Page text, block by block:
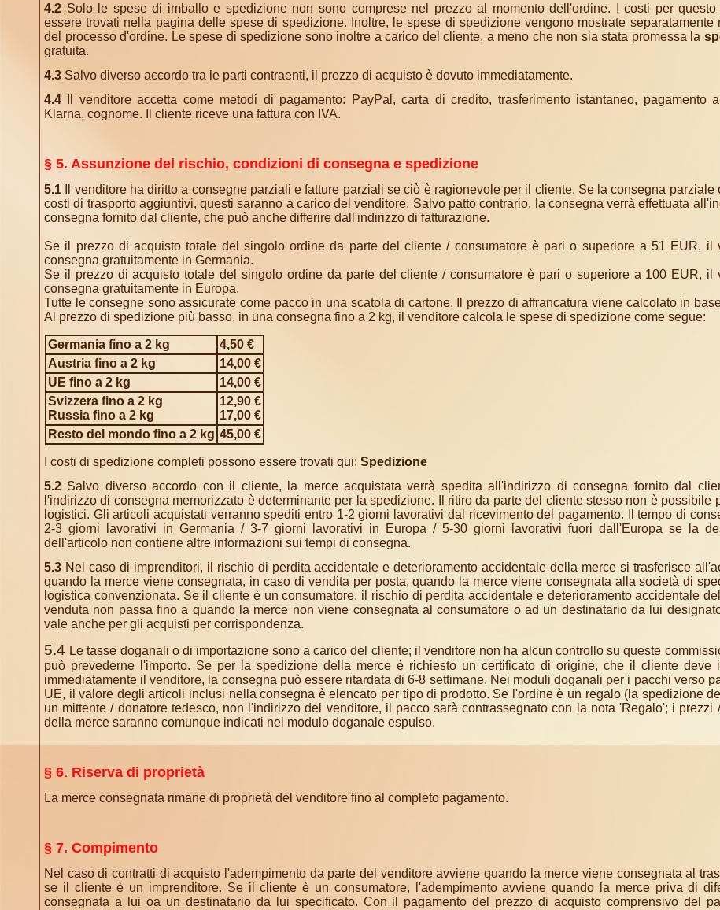
4.2 Solo le spese di imballo e spedizione non sono comprese nel prezzo al momento dell'ordine. I costi per questo
essere trovati nella pagina delle spese di spedizione. Inoltre, le spese di spedizione vengono mostrate separatamente
del processo d'ordine. Le spese di spedizione sono inoltre a carico del cliente, a meno che non sia stata promessa la
gratuita.
4.3 Salvo diverso accordo tra le parti contraenti, il prezzo di acquisto è dovuto immediatamente.
4.4 Il venditore accetta come metodi di pagamento: PayPal, carta di credito, trasferimento istantaneo, pagamento
Klarna, cognome. Il cliente riceve una fattura con IVA.
§ 5. Assunzione del rischio, condizioni di consegna e spedizione
5.1
Il venditore ha diritto a consegne parziali e fatture parziali se ciò è ragionevole per il cliente. Se la consegna parziale
costi di trasporto aggiuntivi, questi saranno a carico del venditore. Salvo patto contrario, la consegna verrà effettuata
consegna fornito dal cliente, che può anche differire dall'indirizzo di fatturazione.
Se il prezzo di acquisto totale del singolo ordine da parte del cliente / consumatore è pari o superiore a 51 EUR, il
consegna gratuitamente in Germania.
Se il prezzo di acquisto totale del singolo ordine da parte del cliente / consumatore è pari o superiore a 100 EUR, il
consegna gratuitamente in Europa.
Tutte le consegne sono assicurate come pacco in una scatola di cartone. Il prezzo di affrancatura viene calcolato in
Al prezzo di spedizione più basso, in una consegna fino a 2 kg, il venditore calcola le spese di spedizione come segue:
Germania fino a 2 kg
4,50 €
Austria fino a 2 kg
14,00 €
UE fino a 2 kg
14,00 €
Svizzera fino a 2 kg
Russia fino a 2 kg
12,90 €
17,00 €
Resto del mondo fino a 2 kg 45,00 €
I costi di spedizione completi possono essere trovati qui: Spedizione
5.2 Salvo diverso accordo con il cliente, la merce acquistata verrà spedita all'indirizzo di consegna fornito dal
l'indirizzo di consegna memorizzato è determinante per la spedizione. Il ritiro da parte del cliente stesso non è possibile
logistici. Gli articoli acquistati verranno spediti entro 1-2 giorni lavorativi dal ricevimento del pagamento. Il tempo di
2-3 giorni lavorativi in ​​Germania / 3-7 giorni lavorativi in ​​Europa / 5-30 giorni lavorativi fuori dall'Europa se la
dell'articolo non contiene altre informazioni sui tempi di consegna.
5.3 Nel caso di imprenditori, il rischio di perdita accidentale e deterioramento accidentale della merce si trasferisce
quando la merce viene consegnata, in caso di vendita per posta, quando la merce viene consegnata alla società di
logistica convenzionata. Se il cliente è un consumatore, il rischio di perdita accidentale e deterioramento accidentale
venduta non passa fino a quando la merce non viene consegnata al consumatore o ad un destinatario da lui
vale anche per gli acquisti per corrispondenza.
5.4 Le tasse doganali o di importazione sono a carico del cliente; il venditore non ha alcun controllo su queste
può prevederne l'importo. Se per la spedizione della merce è richiesto un certificato di origine, che il cliente deve
immediatamente il venditore, la consegna può essere ritardata di 6-8 settimane. Nei moduli doganali per i pacchi verso
UE, il valore degli articoli inclusi nella consegna è elencato per tipo di prodotto. Se l'ordine è un regalo (la spedizione
un mittente / donatore tedesco, non l'indirizzo del venditore, il pacco sarà contrassegnato con la nota 'Regalo'; i prezzi
della merce saranno comunque indicati nel modulo doganale espulso.
§ 6. Riserva di proprietà
La merce consegnata rimane di proprietà del venditore fino al completo pagamento.
§ 7. Compimento
Nel caso di contratti di acquisto l'adempimento da parte del venditore avviene quando la merce viene consegnata al
se il cliente è un imprenditore. Se il cliente è un consumatore, l'adempimento avviene quando la merce priva di
consegnata a lui oa un destinatario da lui specificato. Con il pagamento del prezzo di acquisto comprensivo del